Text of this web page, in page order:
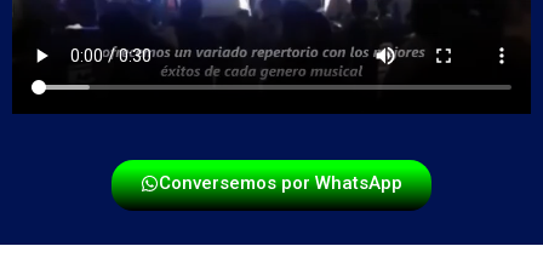
Conversemos por WhatsApp